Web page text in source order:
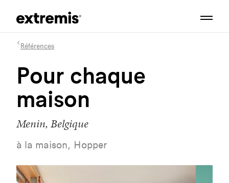
Références
Pour chaque
maison
Menin, Belgique
à la maison, Hopper